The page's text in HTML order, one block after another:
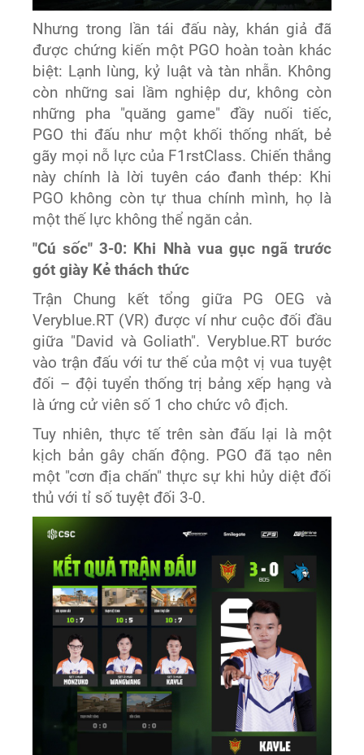
Nhưng trong lần tái đấu này, khán giả đã
được chứng kiến một PGO hoàn toàn khác
biệt: Lạnh lùng, kỷ luật và tàn nhẫn. Không
còn những sai lầm nghiệp dư, không còn
những pha "quăng game" đầy nuối tiếc,
PGO thi đấu như một khối thống nhất, bẻ
gãy mọi nỗ lực của F1rstClass. Chiến thắng
này chính là lời tuyên cáo đanh thép: Khi
PGO không còn tự thua chính mình, họ là
một thế lực không thể ngăn cản.
"Cú sốc" 3-0: Khi Nhà vua gục ngã trước
gót giày Kẻ thách thức
Trận Chung kết tổng giữa PG OEG và
Veryblue.RT (VR) được ví như cuộc đối đầu
giữa "David và Goliath". Veryblue.RT bước
vào trận đấu với tư thế của một vị vua tuyệt
đối – đội tuyển thống trị bảng xếp hạng và
là ứng cử viên số 1 cho chức vô địch.
Tuy nhiên, thực tế trên sàn đấu lại là một
kịch bản gây chấn động. PGO đã tạo nên
một "cơn địa chấn" thực sự khi hủy diệt đối
thủ với tỉ số tuyệt đối 3-0.